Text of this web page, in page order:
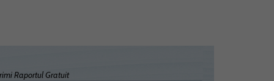
Raportul Gratuit